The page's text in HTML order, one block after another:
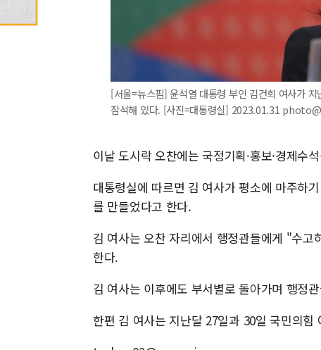
[서울=뉴스핌] 윤석열 대통령 부인 김건희 여사가
참석해 있다. [사진=대통령실] 2023.01.31
이날 도시락 오찬에는 국정기획·홍보·경제수
대통령실에 따르면 김 여사가 평소에 마주하
를 만들었다고 한다.
김 여사는 오찬 자리에서 행정관들에게 "수
한다.
김 여사는 이후에도 부서별로 돌아가며 행정
한편 김 여사는 지난달 27일과 30일 국민의